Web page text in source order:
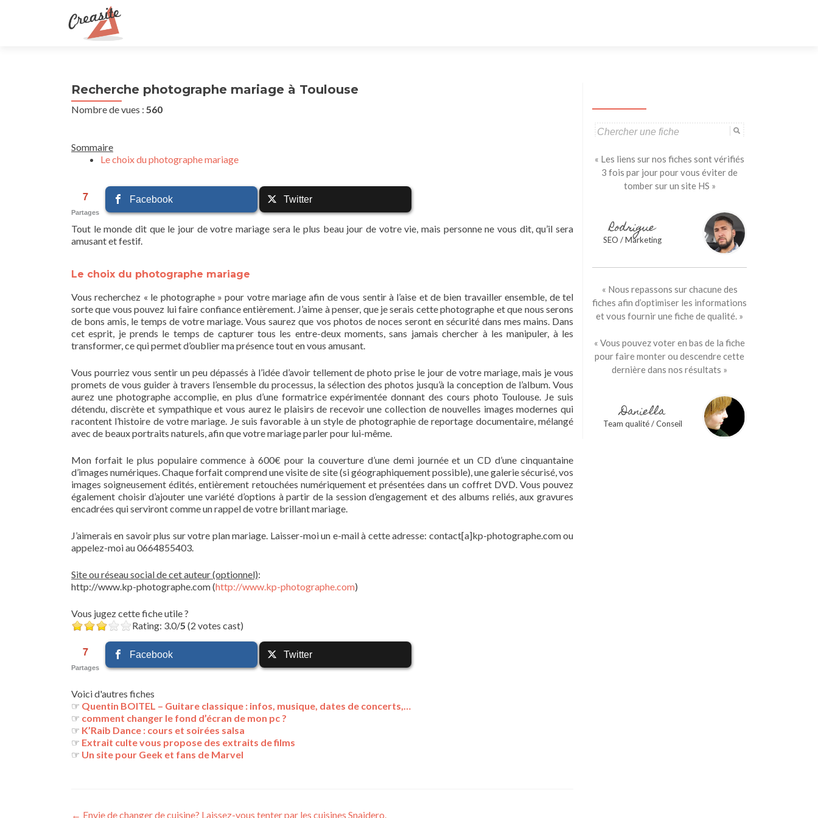
Recherche photographe mariage à Toulouse
Nombre de vues : 560
Sommaire
Le choix du photographe mariage
7
Partages
Facebook Twitter
Tout le monde dit que le jour de votre mariage sera le plus beau jour de votre vie, mais personne ne vous dit, qu’il sera
amusant et festif.
Le choix du photographe mariage
Vous recherchez « le photographe » pour votre mariage afin de vous sentir à l’aise et de bien travailler ensemble, de tel
sorte que vous pouvez lui faire confiance entièrement. J’aime à penser, que je serais cette photographe et que nous serons
de bons amis, le temps de votre mariage. Vous saurez que vos photos de noces seront en sécurité dans mes mains. Dans
cet esprit, je prends le temps de capturer tous les entre-deux moments, sans jamais chercher à les manipuler, à les
transformer, ce qui permet d’oublier ma présence tout en vous amusant.
Vous pourriez vous sentir un peu dépassés à l’idée d’avoir tellement de photo prise le jour de votre mariage, mais je vous
promets de vous guider à travers l’ensemble du processus, la sélection des photos jusqu’à la conception de l’album. Vous
aurez une photographe accomplie, en plus d’une formatrice expérimentée donnant des cours photo Toulouse. Je suis
détendu, discrète et sympathique et vous aurez le plaisirs de recevoir une collection de nouvelles images modernes qui
racontent l’histoire de votre mariage. Je suis favorable à un style de photographie de reportage documentaire, mélangé
avec de beaux portraits naturels, afin que votre mariage parler pour lui-même.
Mon forfait le plus populaire commence à 600€ pour la couverture d’une demi journée et un CD d’une cinquantaine
d’images numériques. Chaque forfait comprend une visite de site (si géographiquement possible), une galerie sécurisé, vos
images soigneusement édités, entièrement retouchées numériquement et présentées dans un coffret DVD. Vous pouvez
également choisir d’ajouter une variété d’options à partir de la session d’engagement et des albums reliés, aux gravures
encadrées qui serviront comme un rappel de votre brillant mariage.
J’aimerais en savoir plus sur votre plan mariage. Laisser-moi un e-mail à cette adresse: contact[a]kp-photographe.com ou
appelez-moi au 0664855403.
Site ou réseau social de cet auteur (optionnel):
http://www.kp-photographe.com (http://www.kp-photographe.com)
Vous jugez cette fiche utile ?
Rating: 3.0/5 (2 votes cast)
7
Partages
Facebook Twitter
Voici d'autres fiches
☞ Quentin BOITEL – Guitare classique : infos, musique, dates de concerts,…
☞ comment changer le fond d’écran de mon pc ?
☞ K’Raib Dance : cours et soirées salsa
☞ Extrait culte vous propose des extraits de films
☞ Un site pour Geek et fans de Marvel
← Envie de changer de cuisine? Laissez-vous tenter par les cuisines Snaidero.
Search
« Les liens sur nos fiches sont vérifiés
3 fois par jour pour vous éviter de
tomber sur un site HS »
Rodrigue
SEO / Marketing
« Nous repassons sur chacune des
fiches afin d’optimiser les informations
et vous fournir une fiche de qualité. »
« Vous pouvez voter en bas de la fiche
pour faire monter ou descendre cette
dernière dans nos résultats »
Daniella
Team qualité / Conseil